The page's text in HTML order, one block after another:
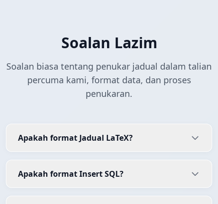
Soalan Lazim
Soalan biasa tentang penukar jadual dalam talian
percuma kami, format data, dan proses
penukaran.
Apakah format Jadual LaTeX?
Apakah format Insert SQL?